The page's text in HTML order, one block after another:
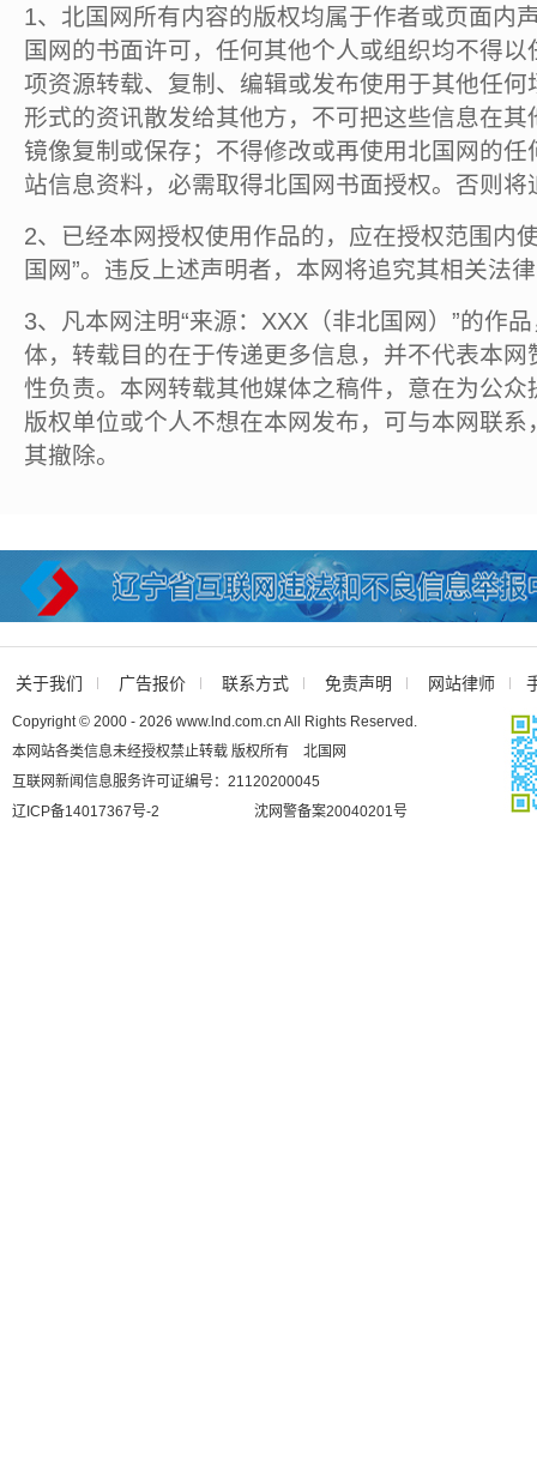
1、北国网所有内容的版权均属于作者或页面内
国网的书面许可，任何其他个人或组织均不得
项资源转载、复制、编辑或发布使用于其他任
形式的资讯散发给其他方，不可把这些信息在
镜像复制或保存；不得修改或再使用北国网的
站信息资料，必需取得北国网书面授权。否则将
2、已经本网授权使用作品的，应在授权范围内
国网”。违反上述声明者，本网将追究其相关法
3、凡本网注明“来源：XXX（非北国网）”的作
体，转载目的在于传递更多信息，并不代表本
性负责。本网转载其他媒体之稿件，意在为公
版权单位或个人不想在本网发布，可与本网联
其撤除。
关于我们 广告报价 联系方式 免责声明 网站律师
Copyright © 2000 - 2026 www.lnd.com.cn All Rights Reserved.
本网站各类信息未经授权禁止转载 版权所有 北国网
互联网新闻信息服务许可证编号：21120200045
辽ICP备14017367号-2
沈网警备案20040201号